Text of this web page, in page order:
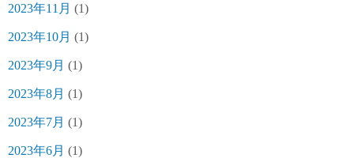
2023年11月 (1)
2023年10月 (1)
2023年9月 (1)
2023年8月 (1)
2023年7月 (1)
2023年6月 (1)